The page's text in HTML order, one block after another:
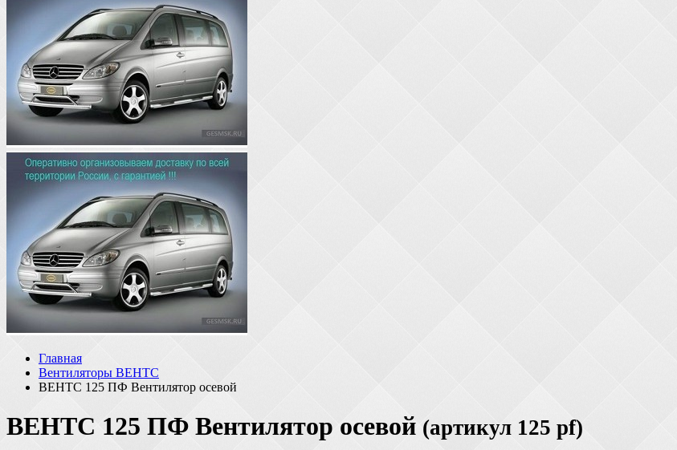
Главная
Вентиляторы ВЕНТС
ВЕНТС 125 ПФ Вентилятор осевой
ВЕНТС 125 ПФ Вентилятор осевой (артикул 125 pf)